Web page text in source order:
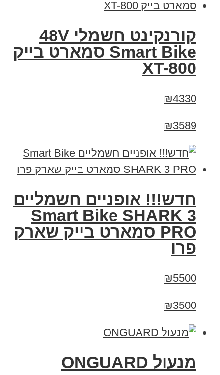
קורנקינט חשמלי 48V
Smart Bike סמארט בייק
XT-800
₪4330
₪3589
חדש!!! אופניים חשמליים
Smart Bike SHARK 3
PRO סמארט בייק שארק
פרו
₪5500
₪3500
מנעול ONGUARD